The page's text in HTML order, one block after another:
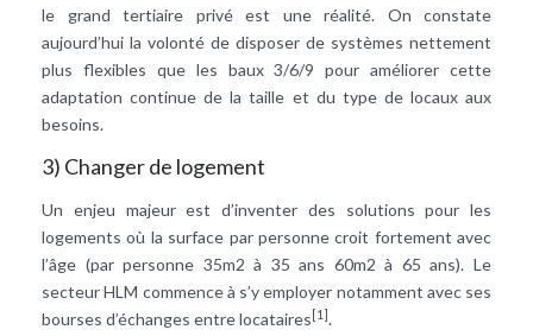
le grand tertiaire privé est une réalité. On constate
aujourd’hui la volonté de disposer de systèmes nettement
plus flexibles que les baux 3/6/9 pour améliorer cette
adaptation continue de la taille et du type de locaux aux
besoins.
3) Changer de logement
Un enjeu majeur est d’inventer des solutions pour les
logements où la surface par personne croit fortement avec
l’âge (par personne 35m2 à 35 ans 60m2 à 65 ans). Le
secteur HLM commence à s’y employer notamment avec ses
bourses d’échanges entre locataires [1].